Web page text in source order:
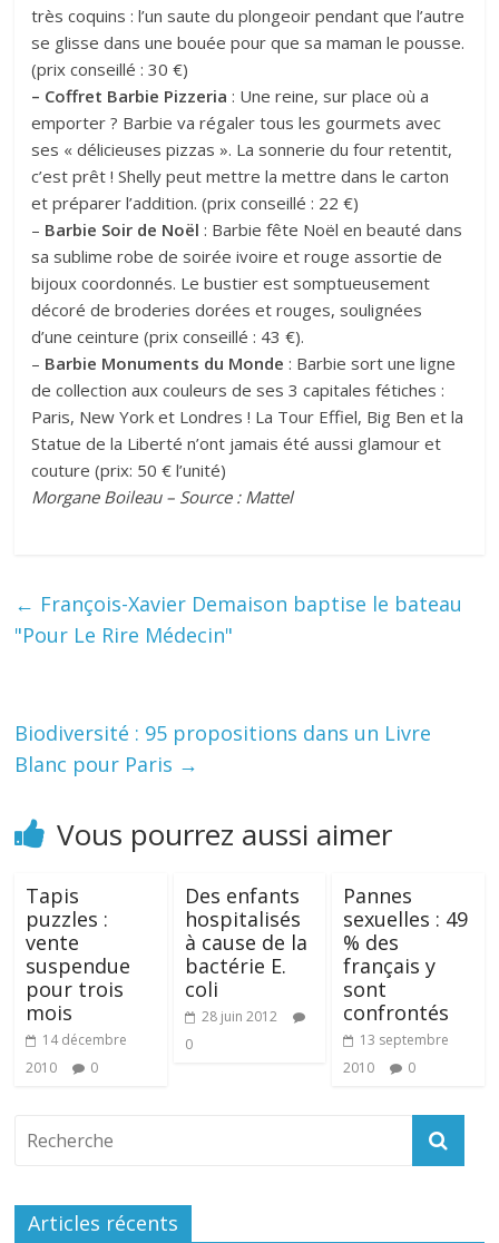
très coquins : l’un saute du plongeoir pendant que l’autre
se glisse dans une bouée pour que sa maman le pousse.
(prix conseillé : 30 €)
– Coffret Barbie Pizzeria : Une reine, sur place où a
emporter ? Barbie va régaler tous les gourmets avec
ses « délicieuses pizzas ». La sonnerie du four retentit,
c’est prêt ! Shelly peut mettre la mettre dans le carton
et préparer l’addition. (prix conseillé : 22 €)
– Barbie Soir de Noël: Barbie fête Noël en beauté dans
sa sublime robe de soirée ivoire et rouge assortie de
bijoux coordonnés. Le bustier est somptueusement
décoré de broderies dorées et rouges, soulignées
d’une ceinture (prix conseillé : 43 €).
– Barbie Monuments du Monde : Barbie sort une ligne
de collection aux couleurs de ses 3 capitales fétiches :
Paris, New York et Londres ! La Tour Effiel, Big Ben et la
Statue de la Liberté n’ont jamais été aussi glamour et
couture (prix: 50 € l’unité)
Morgane Boileau – Source : Mattel
← François-Xavier Demaison baptise le bateau
"Pour Le Rire Médecin"
Biodiversité : 95 propositions dans un Livre
Blanc pour Paris →
Vous pourrez aussi aimer
Tapis
puzzles :
vente
suspendue
pour trois
mois
14 décembre
2010
0
Des enfants
hospitalisés
à cause de la
bactérie E.
coli
28 juin 2012
0
Pannes
sexuelles : 49
% des
français y
sont
confrontés
13 septembre
2010
0
Articles récents